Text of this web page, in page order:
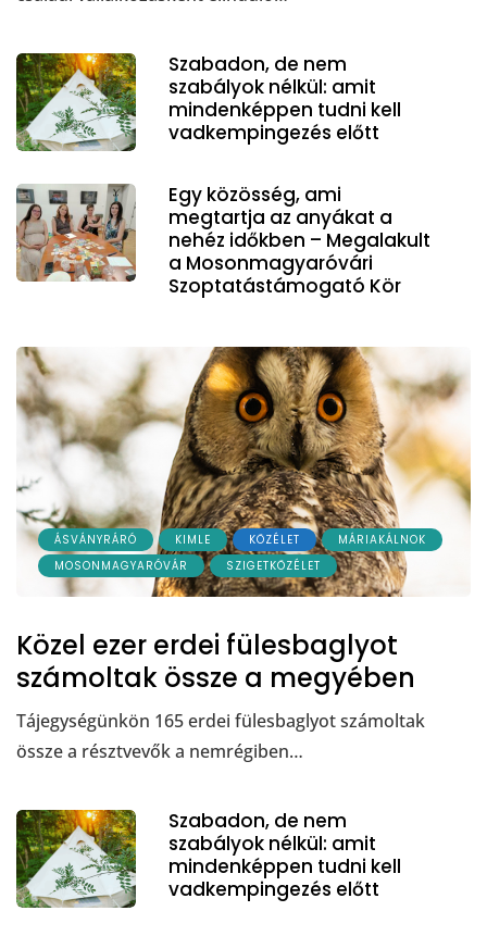
Szabadon, de nem
szabályok nélkül: amit
mindenképpen tudni kell
vadkempingezés előtt
Egy közösség, ami
megtartja az anyákat a
nehéz időkben – Megalakult
a Mosonmagyaróvári
Szoptatástámogató Kör
ÁSVÁNYRÁRÓ KIMLE KÖZÉLET
MÁRIAKÁLNOK
MOSONMAGYARÓVÁR
SZIGETKÖZÉLET
Közel ezer erdei fülesbaglyot
számoltak össze a megyében
Tájegységünkön 165 erdei fülesbaglyot számoltak
össze a résztvevők a nemrégiben…
Szabadon, de nem
szabályok nélkül: amit
mindenképpen tudni kell
vadkempingezés előtt